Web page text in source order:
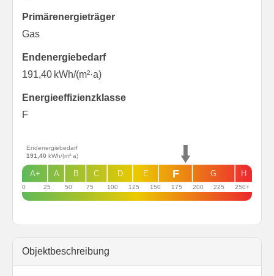
Primärenergieträger
Gas
Endenergie­bedarf
191,40 kWh/(m²·a)
Energie­effizienz­klasse
F
0 25 50 75 100 125 150 175 200 225 250+
H
G
E
D
C
B
A
A+ F
Endenergiebedarf
191,40 kWh/(m²·a)
Objekt­beschreibung